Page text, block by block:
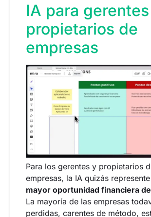
IA para
propietarios de
empresas
Para los gerentes y propietarios
empresas, la IA quizás
mayor oportunidad financiera
La mayoría de las empresas
perdidas, carentes de método,